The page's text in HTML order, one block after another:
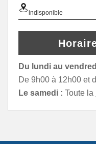
indisponible
Du lundi au
De 9h00 à 12h00 et
Le samedi : Toute la